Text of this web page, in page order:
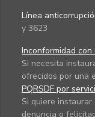
Línea
y 3623
Inconformidad
Si necesita
ofrecidos por una
PQRSDF por
Si quiere instaurar
denuncia o